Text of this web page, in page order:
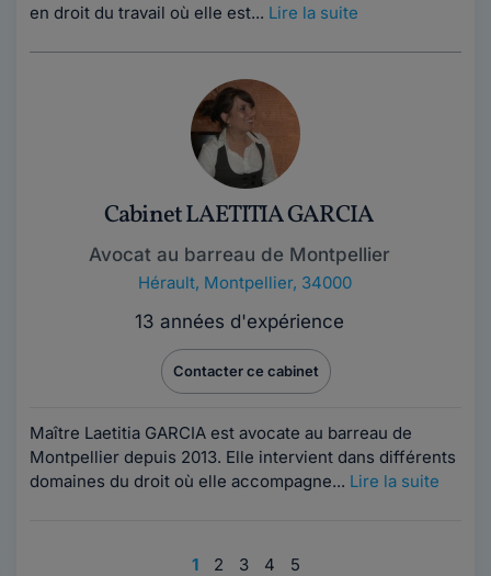
en droit du travail où elle est... Lire la suite
Cabinet LAETITIA GARCIA
Avocat au barreau de Montpellier
Hérault, Montpellier, 34000
13 années d'expérience
Contacter ce cabinet
Maître Laetitia GARCIA est avocate au barreau de
Montpellier depuis 2013. Elle intervient dans différents
domaines du droit où elle accompagne... Lire la suite
1 2 3 4 5